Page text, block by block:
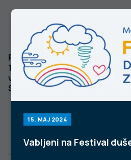
15. MAJ 2024
Vabljeni na Festival
Pandemija covida-
19 in trendi nezgod
v prvem valu v
Sloveniji